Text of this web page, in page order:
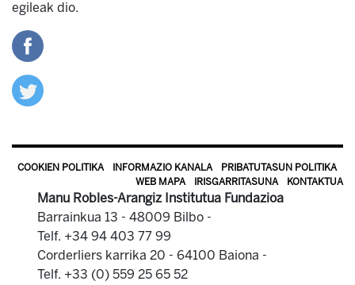
egileak dio.
COOKIEN POLITIKA INFORMAZIO KANALA
PRIBATUTASUN POLITIKA
WEB MAPA
IRISGARRITASUNA KONTAKTUA
Manu Robles-Arangiz Institutua Fundazioa
Barrainkua 13 - 48009 Bilbo -
Telf. +34 94 403 77 99
Corderliers karrika 20 - 64100 Baiona -
Telf. +33 (0) 559 25 65 52